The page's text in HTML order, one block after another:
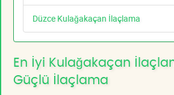
Düzce Kulağakaçan İlaçlama
En İyi Kulağakaçan
Güçlü İlaçlama